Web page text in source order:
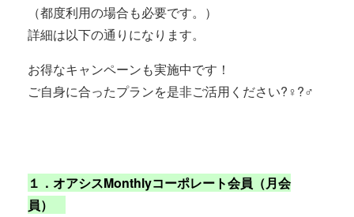
（都度利用の場合も必要です。）
詳細は以下の通りになります。
お得なキャンペーンも実施中です！
ご自身に合ったプランを是非ご活用ください?‍♀️?‍♂️
１． オアシスMonthlyコーポレート会員（月会
員）